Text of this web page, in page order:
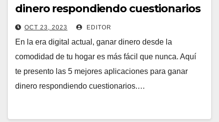
dinero respondiendo cuestionarios
OCT 23, 2023 EDITOR
En la era digital actual, ganar dinero desde la
comodidad de tu hogar es más fácil que nunca. Aquí
te presento las 5 mejores aplicaciones para ganar
dinero respondiendo cuestionarios.…